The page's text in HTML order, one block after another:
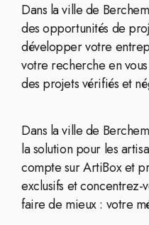
Dans la ville de
des opportunités de
développer votre
votre recherche en
des projets vérifiés et
Dans la ville de
la solution pour les
compte sur ArtiBox et
exclusifs et concentrez-
faire de mieux : votre